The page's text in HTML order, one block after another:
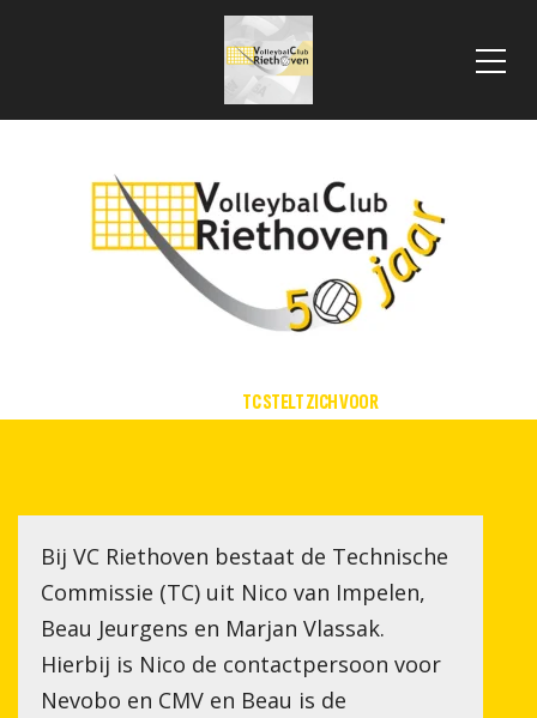
TC STELT ZICH VOOR
Bij VC Riethoven bestaat de Technische
Commissie (TC) uit Nico van Impelen,
Beau Jeurgens en Marjan Vlassak.
Hierbij is Nico de contactpersoon voor
Nevobo en CMV en Beau is de
2025